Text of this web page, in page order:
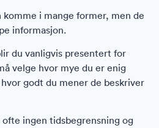
i mange former, men de
informasjon.
du vanligvis presentert for
velge hvor mye du er enig
godt du mener de beskriver
ingen tidsbegrensning og